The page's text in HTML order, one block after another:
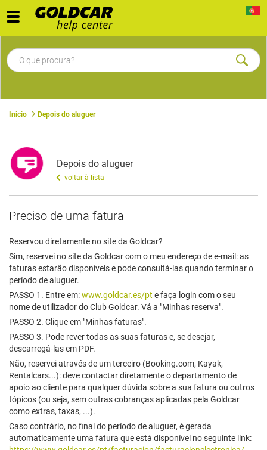
Toggle
navigation
Inicio Depois do aluguer
Depois do aluguer
voltar à lista
Preciso de uma fatura
Reservou diretamente no site da Goldcar?
Sim, reservei no site da Goldcar com o meu endereço de e-mail: as
faturas estarão disponíveis e pode consultá-las quando terminar o
período de aluguer.
PASSO 1. Entre em:www.goldcar.es/pt e faça login com o seu
nome de utilizador do Club Goldcar. Vá a "Minhas reserva".
PASSO 2. Clique em "Minhas faturas".
PASSO 3. Pode rever todas as suas faturas e, se desejar,
descarregá-las em PDF.
Não, reservei através de um terceiro (Booking.com, Kayak,
Rentalcars...): deve contactar diretamente o departamento de
apoio ao cliente para qualquer dúvida sobre a sua fatura ou outros
tópicos (ou seja, sem outras cobranças aplicadas pela Goldcar
como extras, taxas, ...).
Caso contrário, no final do período de aluguer, é gerada
automaticamente uma fatura que está disponível no seguinte link: